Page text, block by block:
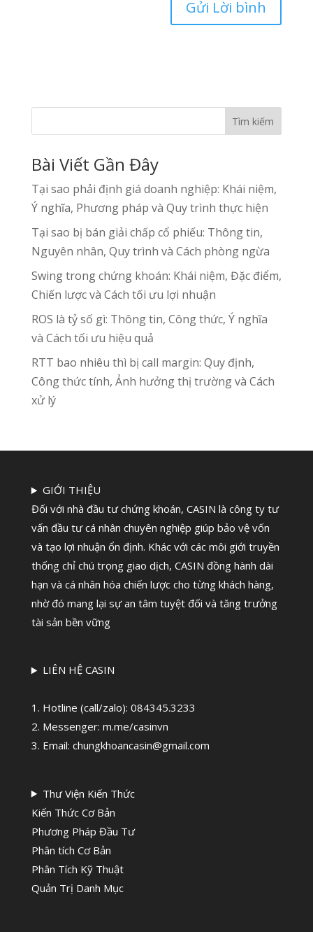
Tìm kiếm
Bài Viết Gần Đây
Tại sao phải định giá doanh nghiệp: Khái niệm,
Ý nghĩa, Phương pháp và Quy trình thực hiện
Tại sao bị bán giải chấp cổ phiếu: Thông tin,
Nguyên nhân, Quy trình và Cách phòng ngừa
Swing trong chứng khoán: Khái niệm, Đặc điểm,
Chiến lược và Cách tối ưu lợi nhuận
ROS là tỷ số gì: Thông tin, Công thức, Ý nghĩa
và Cách tối ưu hiệu quả
RTT bao nhiêu thì bị call margin: Quy định,
Công thức tính, Ảnh hưởng thị trường và Cách
xử lý
GIỚI THIỆU
Đối với nhà đầu tư chứng khoán, CASIN là công ty tư
vấn đầu tư cá nhân chuyên nghiệp giúp bảo vệ vốn
và tạo lợi nhuận ổn định. Khác với các môi giới truyền
thống chỉ chú trọng giao dịch, CASIN đồng hành dài
hạn và cá nhân hóa chiến lược cho từng khách hàng,
nhờ đó mang lại sự an tâm tuyệt đối và tăng trưởng
tài sản bền vững
LIÊN HỆ CASIN
1. Hotline (call/zalo): 084345.3233
2. Messenger: m.me/casinvn
3. Email: chungkhoancasin@gmail.com
Thư Viện Kiến Thức
Kiến Thức Cơ Bản
Phương Pháp Đầu Tư
Phân tích Cơ Bản
Phân Tích Kỹ Thuật
Quản Trị Danh Mục